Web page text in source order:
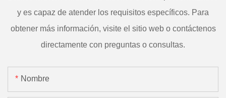
y es capaz de atender los requisitos específicos. Para
obtener más información, visite el sitio web o contáctenos
directamente con preguntas o consultas.
Nombre